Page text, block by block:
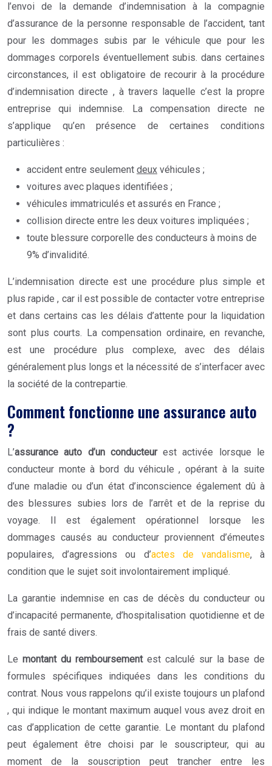
l’envoi de la demande d’indemnisation à la compagnie
d’assurance de la personne responsable de l’accident, tant
pour les dommages subis par le véhicule que pour les
dommages corporels éventuellement subis. dans certaines
circonstances, il est obligatoire de recourir à la procédure
d’indemnisation directe , à travers laquelle c’est la propre
entreprise qui indemnise. La compensation directe ne
s’applique qu’en présence de certaines conditions
particulières :
accident entre seulement deux véhicules ;
voitures avec plaques identifiées ;
véhicules immatriculés et assurés en France ;
collision directe entre les deux voitures impliquées ;
toute blessure corporelle des conducteurs à moins de
9% d’invalidité.
L’indemnisation directe est une procédure plus simple et
plus rapide , car il est possible de contacter votre entreprise
et dans certains cas les délais d’attente pour la liquidation
sont plus courts. La compensation ordinaire, en revanche,
est une procédure plus complexe, avec des délais
généralement plus longs et la nécessité de s’interfacer avec
la société de la contrepartie.
Comment fonctionne une assurance auto
?
L’assurance auto d’un conducteurest activée lorsque le
conducteur monte à bord du véhicule , opérant à la suite
d’une maladie ou d’un état d’inconscience également dû à
des blessures subies lors de l’arrêt et de la reprise du
voyage. Il est également opérationnel lorsque les
dommages causés au conducteur proviennent d’émeutes
populaires, d’agressions ou d’actes de vandalisme, à
condition que le sujet soit involontairement impliqué.
La garantie indemnise en cas de décès du conducteur ou
d’incapacité permanente, d’hospitalisation quotidienne et de
frais de santé divers.
Le montant du remboursementest calculé sur la base de
formules spécifiques indiquées dans les conditions du
contrat. Nous vous rappelons qu’il existe toujours un plafond
, qui indique le montant maximum auquel vous avez droit en
cas d’application de cette garantie. Le montant du plafond
peut également être choisi par le souscripteur, qui au
moment de la souscription peut trancher entre les